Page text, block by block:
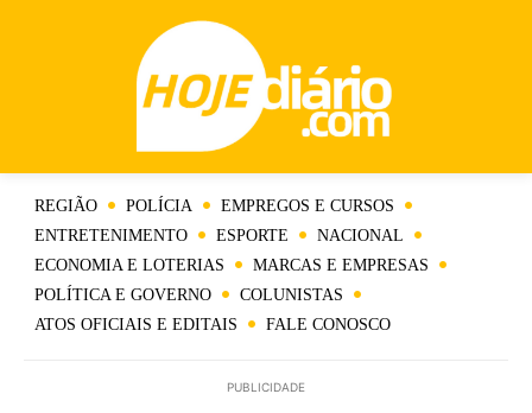
REGIÃO POLÍCIA
EMPREGOS E CURSOS
ENTRETENIMENTO
ESPORTE
NACIONAL
ECONOMIA E LOTERIAS
MARCAS E EMPRESAS
POLÍTICA E GOVERNO
COLUNISTAS
ATOS OFICIAIS E EDITAIS
FALE CONOSCO
PUBLICIDADE